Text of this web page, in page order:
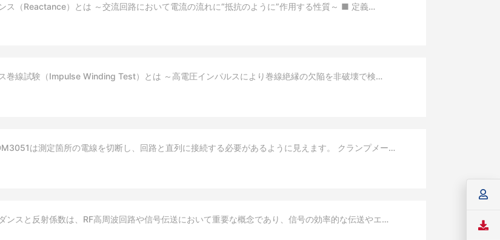
ス（Reactance）とは ～交流回路において電流の流れに“抵抗のように”作用する性質～ ■ 定義…
巻線試験（Impulse Winding Test）とは ～高電圧インパルスにより巻線絶縁の欠陥を非破壊で検…
は測定箇所の電線を切断し、回路と直列に接続する必要があるように見えます。 クランプメー…
ンスと反射係数は、RF高周波回路や信号伝送において重要な概念であり、信号の効率的な伝送やエ…